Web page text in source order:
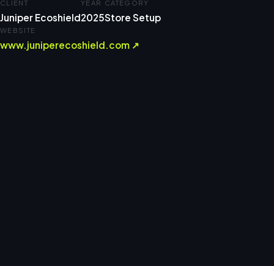
CLIENT
Juniper Ecoshield
YEAR
2025
CATEGORY
Store Setup
WEBSITE
www.juniperecoshield.com ↗